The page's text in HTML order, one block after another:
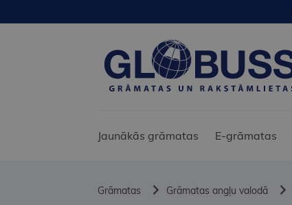
Jaunākās grāmatas E-grāmatas
Grāmatas Grāmatas angļu valodā